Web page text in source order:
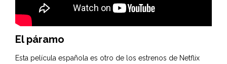
El páramo
Esta película española es otro de los estrenos de Netflix